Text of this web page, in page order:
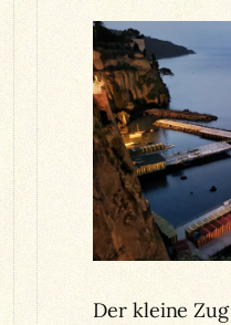
Der kleine